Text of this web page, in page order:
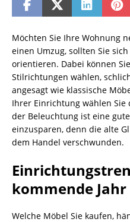
Möchten Sie Ihre Wohnung
einen Umzug, sollten Sie
orientieren. Dabei können
Stilrichtungen wählen,
angesagt wie klassische
Ihrer Einrichtung wählen Sie
der Beleuchtung ist eine
einzusparen, denn die alte
dem Handel verschwunden.
kommende Jahr
Welche Möbel Sie kaufen,